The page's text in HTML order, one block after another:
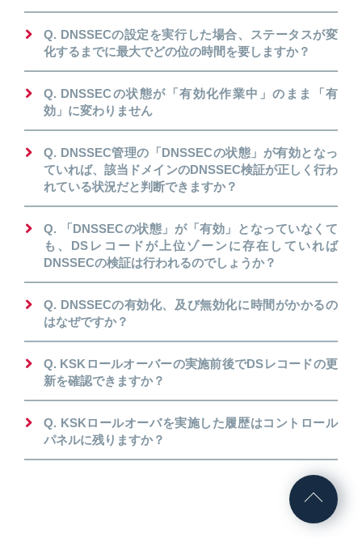
Q. DNSSECの設定を実行した場合、ステータスが変
化するまでに最大でどの位の時間を要しますか？
Q. DNSSECの状態が「有効化作業中」のまま「有
効」に変わりません
Q. DNSSEC管理の「DNSSECの状態」が有効となっ
ていれば、該当ドメインのDNSSEC検証が正しく行わ
れている状況だと判断できますか？
Q. 「DNSSECの状態」が「有効」となっていなくて
も、DSレコードが上位ゾーンに存在していれば
DNSSECの検証は行われるのでしょうか？
Q. DNSSECの有効化、及び無効化に時間がかかるの
はなぜですか？
Q. KSKロールオーバーの実施前後でDSレコードの更
新を確認できますか？
Q. KSKロールオーバを実施した履歴はコントロール
パネルに残りますか？